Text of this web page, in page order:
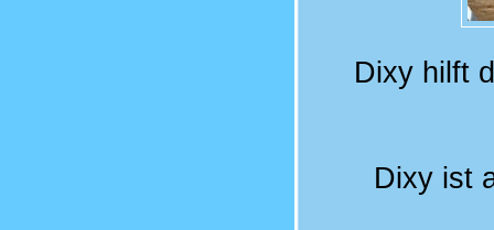
Dixy hilft
Dixy ist